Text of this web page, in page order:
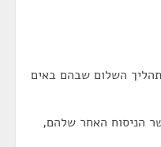
השלום שבהם באים
הניסוח האחר שלהם,